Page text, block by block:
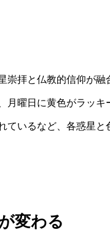
崇拝と仏教的信仰が
月曜日に黄色がラッ
ているなど、各惑星
変わる